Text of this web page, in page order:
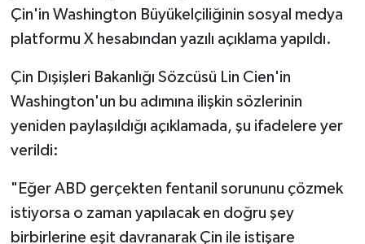
Çin'in Washington Büyükelçiliğinin sosyal medya
platformu X hesabından yazılı açıklama yapıldı.
Çin Dışişleri Bakanlığı Sözcüsü Lin Cien'in
Washington'un bu adımına ilişkin sözlerinin
yeniden paylaşıldığı açıklamada, şu ifadelere yer
verildi:
"Eğer ABD gerçekten fentanil sorununu çözmek
istiyorsa o zaman yapılacak en doğru şey
birbirlerine eşit davranarak Çin ile istişare